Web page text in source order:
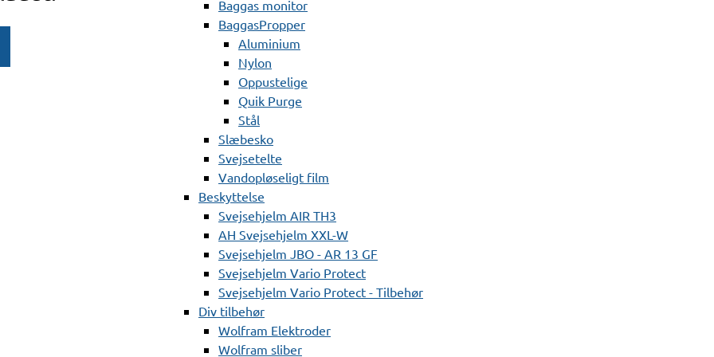
Baggas monitor
BaggasPropper
Aluminium
Nylon
Oppustelige
Quik Purge
Stål
Slæbesko
Svejsetelte
Vandopløseligt film
Beskyttelse
Svejsehjelm AIR TH3
AH Svejsehjelm XXL-W
Svejsehjelm JBO - AR 13 GF
Svejsehjelm Vario Protect
Svejsehjelm Vario Protect - Tilbehør
Div tilbehør
Wolfram Elektroder
Wolfram sliber